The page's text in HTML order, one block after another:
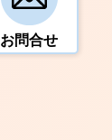
お問合せ